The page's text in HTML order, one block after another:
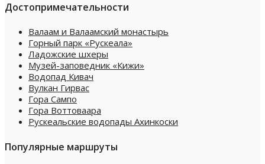
Достопримечательности
Валаам и Валаамский монастырь
Горный парк «Рускеала»
Ладожские шхеры
Музей-заповедник «Кижи»
Водопад Кивач
Вулкан Гирвас
Гора Сампо
Гора Воттоваара
Рускеальские водопады Ахинкоски
Популярные маршруты